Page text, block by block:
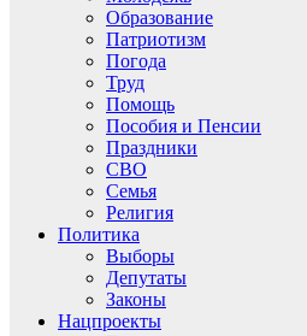
Образование
Патриотизм
Погода
Труд
Помощь
Пособия и Пенсии
Праздники
СВО
Семья
Религия
Политика
Выборы
Депутаты
Законы
Нацпроекты